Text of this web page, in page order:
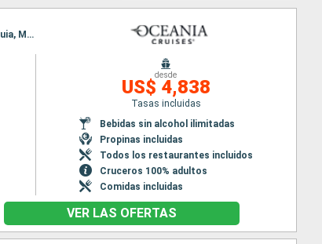
Itinerario : Miami, San Juan, Charlotte Amalie, Basse-Terre (Guadalupe), Pointe a pitre (Guadalupe), Bequia, Miami
desde
US$ 4,838
Tasas incluidas
Bebidas sin alcohol ilimitadas
Propinas incluidas
Todos los restaurantes incluidos
Cruceros 100% adultos
Comidas incluidas
VER LAS OFERTAS